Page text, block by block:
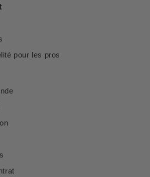
pour les pros